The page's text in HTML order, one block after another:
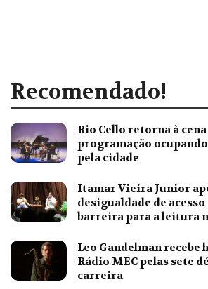
Recomendado!
Rio Cello retorna à
programação
pela cidade
Itamar Vieira Junior
desigualdade de
barreira para a leitura
Leo Gandelman recebe
Rádio MEC pelas sete
carreira